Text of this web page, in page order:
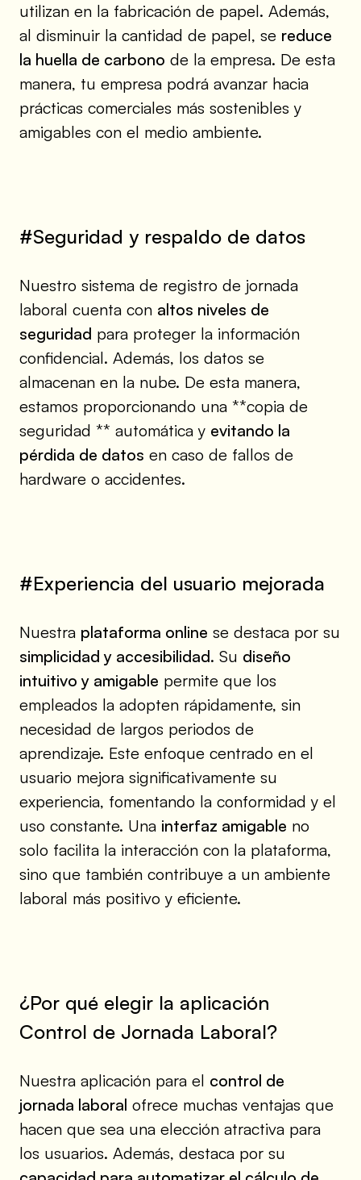
utilizan en la fabricación de papel. Además,
al disminuir la cantidad de papel, se reduce
la huella de carbono de la empresa. De esta
manera, tu empresa podrá avanzar hacia
prácticas comerciales más sostenibles y
amigables con el medio ambiente.
#Seguridad y respaldo de datos
Nuestro sistema de registro de jornada
laboral cuenta con altos niveles de
seguridad para proteger la información
confidencial. Además, los datos se
almacenan en la nube. De esta manera,
estamos proporcionando una **copia de
seguridad ** automática y evitando la
pérdida de datos en caso de fallos de
hardware o accidentes.
#Experiencia del usuario mejorada
Nuestra plataforma online se destaca por su
simplicidad y accesibilidad. Su diseño
intuitivo y amigable permite que los
empleados la adopten rápidamente, sin
necesidad de largos periodos de
aprendizaje. Este enfoque centrado en el
usuario mejora significativamente su
experiencia, fomentando la conformidad y el
uso constante. Una interfaz amigable no
solo facilita la interacción con la plataforma,
sino que también contribuye a un ambiente
laboral más positivo y eficiente.
¿Por qué elegir la aplicación
Control de Jornada Laboral?
Nuestra aplicación para el control de
jornada laboral ofrece muchas ventajas que
hacen que sea una elección atractiva para
los usuarios. Además, destaca por su